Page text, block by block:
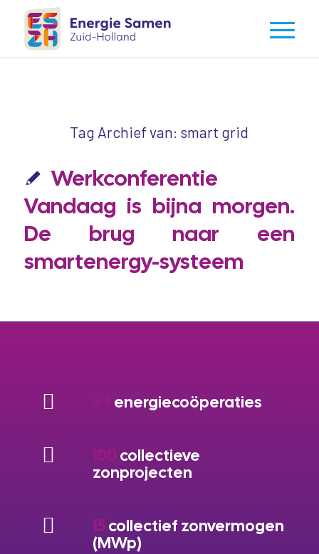
Tag Archief van:smart grid
Werkconferentie
Vandaag is bijna morgen.
De brug naar een
smartenergy-systeem
energiecoöperaties
100collectieve
zonprojecten
15collectief zonvermogen
(MWp)